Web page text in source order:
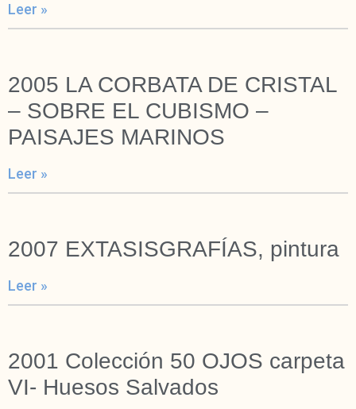
Leer »
2005 LA CORBATA DE CRISTAL
– SOBRE EL CUBISMO –
PAISAJES MARINOS
Leer »
2007 EXTASISGRAFÍAS, pintura
Leer »
2001 Colección 50 OJOS carpeta
VI- Huesos Salvados